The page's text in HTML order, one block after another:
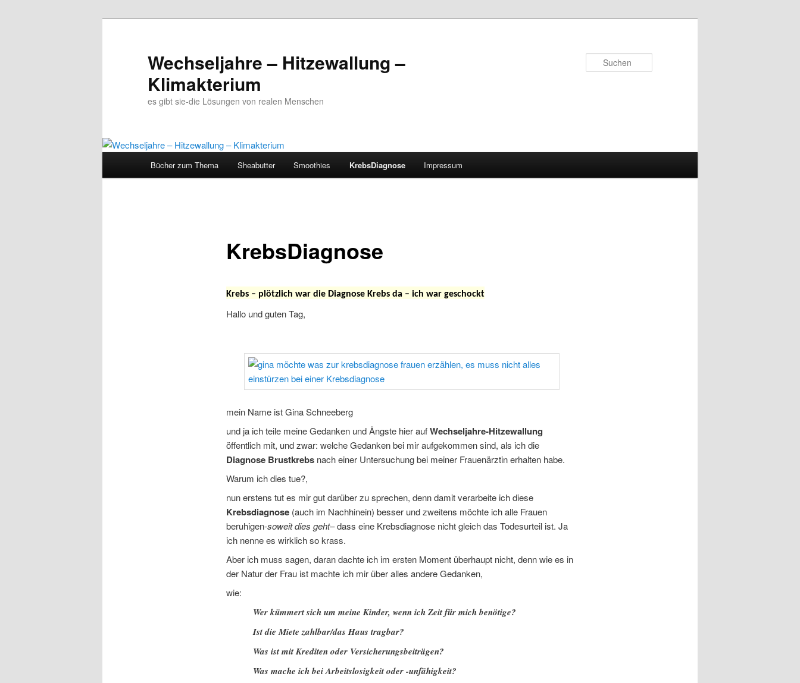
Wechseljahre – Hitzewallung –
Klimakterium
es gibt sie-die Lösungen von realen Menschen
Zum
Bücher zum Thema Sheabutter Smoothies KrebsDiagnose Impressum
KrebsDiagnose
Krebs – plötzlich war die Diagnose Krebs da – ich war geschockt
Hallo und guten Tag,
mein Name ist Gina Schneeberg
und ja ich teile meine Gedanken und Ängste hier aufWechseljahre-Hitzewallung
öffentlich mit, und zwar: welche Gedanken bei mir aufgekommen sind, als ich die
Diagnose Brustkrebs nach einer Untersuchung bei meiner Frauenärztin erhalten habe.
Warum ich dies tue?,
nun erstens tut es mir gut darüber zu sprechen, denn damit verarbeite ich diese
Krebsdiagnose(auch im Nachhinein) besser und zweitens möchte ich alle Frauen
beruhigen-soweit dies geht– dass eine Krebsdiagnose nicht gleich das Todesurteil ist. Ja
ich nenne es wirklich so krass.
Aber ich muss sagen, daran dachte ich im ersten Moment überhaupt nicht, denn wie es in
der Natur der Frau ist machte ich mir über alles andere Gedanken,
wie:
Wer kümmert sich um meine Kinder, wenn ich Zeit für mich benötige?
Ist die Miete zahlbar/das Haus tragbar?
Was ist mit Krediten oder Versicherungsbeiträgen?
Was mache ich bei Arbeitslosigkeit oder -unfähigkeit?